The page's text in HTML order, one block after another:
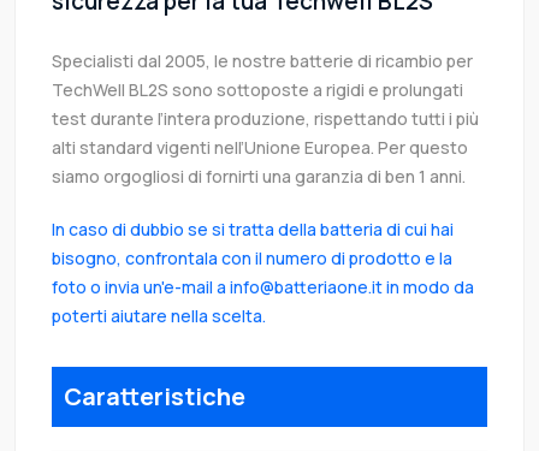
Specialisti dal 2005, le nostre batterie di ricambio per
TechWell BL2S sono sottoposte a rigidi e prolungati
test durante l’intera produzione, rispettando tutti i più
alti standard vigenti nell’Unione Europea. Per questo
siamo orgogliosi di fornirti una garanzia di ben 1 anni.
In caso di dubbio se si tratta della batteria di cui hai
bisogno, confrontala con il numero di prodotto e la
foto o invia un'e-mail a info@batteriaone.it in modo da
poterti aiutare nella scelta.
Caratteristiche